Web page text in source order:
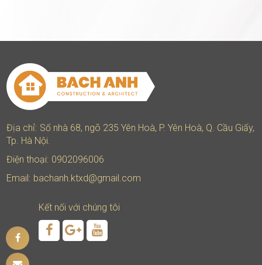
Địa chỉ: Số nhà 68, ngõ 235 Yên Hoà, P. Yên Hoà, Q. Cầu Giấy,
Tp. Hà Nội.
Điện thoại: 0902096006
Email: bachanh.ktxd@gmail.com
Kết nối với chúng tôi